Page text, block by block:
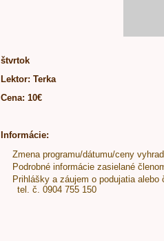
štvrtok
Lektor: Terka
Cena: 10€
Informácie:
Zmena programu/dátumu/ceny
Podrobné informácie zasielané
Prihlášky a záujem o podujatia
tel. č. 0904 755 150